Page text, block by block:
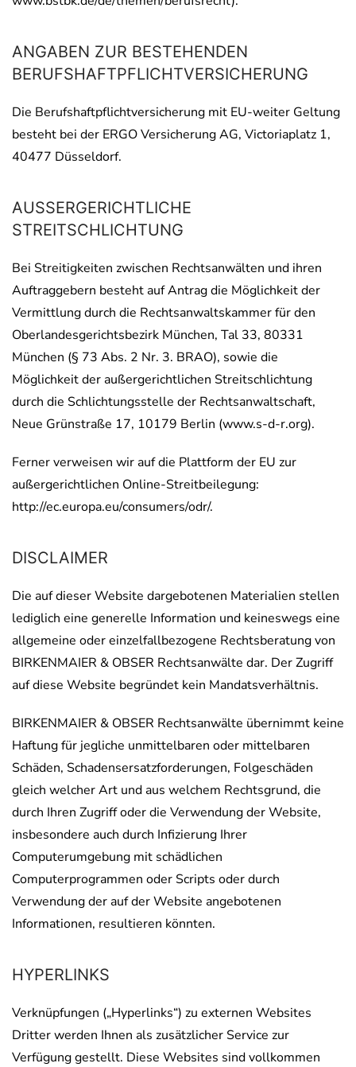
ANGABEN ZUR BESTEHENDEN
BERUFSHAFTPFLICHTVERSICHERUNG
Die Berufshaftpflichtversicherung mit EU-weiter Geltung
besteht bei der ERGO Versicherung AG, Victoriaplatz 1,
40477 Düsseldorf.
AUSSERGERICHTLICHE S
TREITSCHLICHTUNG
Bei Streitigkeiten zwischen Rechtsanwälten und ihren
Auftraggebern besteht auf Antrag die Möglichkeit der
Vermittlung durch die Rechtsanwaltskammer für den
Oberlandesgerichtsbezirk München, Tal 33, 80331
München (§ 73 Abs. 2 Nr. 3. BRAO), sowie die
Möglichkeit der außergerichtlichen Streitschlichtung
durch die Schlichtungsstelle der Rechtsanwaltschaft,
Neue Grünstraße 17, 10179 Berlin (www.s-d-r.org).
Ferner verweisen wir auf die Plattform der EU zur
außergerichtlichen Online-Streitbeilegung:
http://ec.europa.eu/consumers/odr/.
DISCLAIMER
Die auf dieser Website dargebotenen Materialien stellen
lediglich eine generelle Information und keineswegs eine
allgemeine oder einzelfallbezogene Rechtsberatung von
BIRKENMAIER & OBSER Rechtsanwälte dar. Der Zugriff
auf diese Website begründet kein Mandatsverhältnis.
BIRKENMAIER & OBSER Rechtsanwälte übernimmt keine
Haftung für jegliche unmittelbaren oder mittelbaren
Schäden, Schadensersatzforderungen, Folgeschäden
gleich welcher Art und aus welchem Rechtsgrund, die
durch Ihren Zugriff oder die Verwendung der Website,
insbesondere auch durch Infizierung Ihrer
Computerumgebung mit schädlichen
Computerprogrammen oder Scripts oder durch
Verwendung der auf der Website angebotenen
Informationen, resultieren könnten.
HYPERLINKS
Verknüpfungen („Hyperlinks“) zu externen Websites
Dritter werden Ihnen als zusätzlicher Service zur
Verfügung gestellt. Diese Websites sind vollkommen